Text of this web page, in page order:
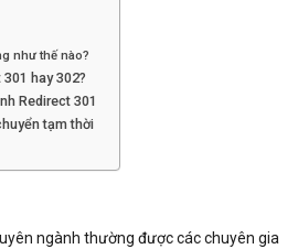
như thế nào?
hay 302?
Redirect 301
tạm thời
ngành thường được các chuyên gia